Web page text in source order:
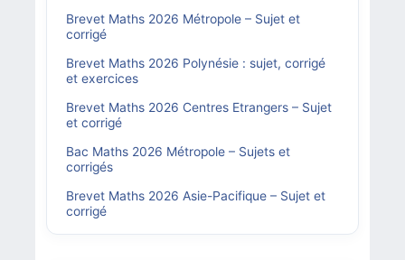
Brevet Maths 2026 Métropole – Sujet et
corrigé
Brevet Maths 2026 Polynésie : sujet, corrigé
et exercices
Brevet Maths 2026 Centres Etrangers – Sujet
et corrigé
Bac Maths 2026 Métropole – Sujets et
corrigés
Brevet Maths 2026 Asie-Pacifique – Sujet et
corrigé